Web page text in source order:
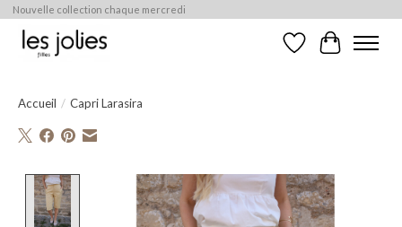
Nouvelle collection chaque mercredi
Liste de souhaits
Panier
Accueil / Capri Larasira
Product image slideshow Items